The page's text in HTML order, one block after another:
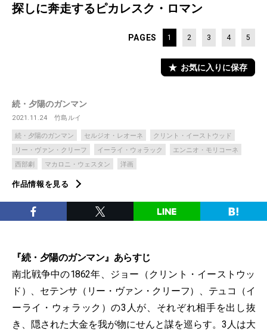
探しに奔走するピカレスク・ロマン
PAGES 1 2 3 4 5
お気に入りに保存
続・夕陽のガンマン
2021.11.24 竹島ルイ
続・夕陽のガンマン セルジオ・レオーネ
クリント・イーストウッド
リー・ヴァン・クリーフ
イーライ・ウォラック
エンニオ・モリコーネ
西部劇
マカロニ・ウェスタン 洋画
作品情報を見る
『続・夕陽のガンマン』あらすじ
南北戦争中の1862年、ジョー（クリント・イーストウッ
ド）、セテンサ（リー・ヴァン・クリーフ）、テュコ（イ
ーライ・ウォラック）の3人が、それぞれ相手を出し抜
き、隠された大金を我が物にせんと謀を巡らす。3人は大